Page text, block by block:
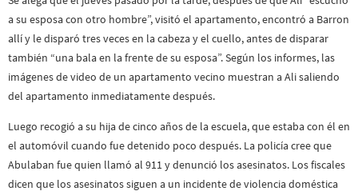
a su esposa con otro hombre”, visitó el apartamento, encontró a Barron
allí y le disparó tres veces en la cabeza y el cuello, antes de disparar
también “una bala en la frente de su esposa”. Según los informes, las
imágenes de video de un apartamento vecino muestran a Ali saliendo
del apartamento inmediatamente después.
Luego recogió a su hija de cinco años de la escuela, que estaba con él en
el automóvil cuando fue detenido poco después. La policía cree que
Abulaban fue quien llamó al 911 y denunció los asesinatos. Los fiscales
dicen que los asesinatos siguen a un incidente de violencia doméstica